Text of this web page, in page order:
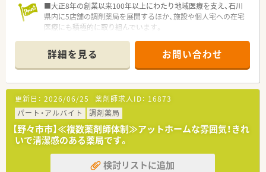
■大正8年の創業以来100年以上にわたり地域医療を支え、石川
県内に5店舗の調剤薬局を展開するほか、施設や個人宅への在宅
医療にも積極的に取り組んでいます。
で、薬剤師が患者様との対話に専念できる体制づくりを大切にし
ています。
■患者様に安心して快適に過ごしていただくための環境づくり
を重視し、店舗のバリアフリー化や、プライバシーに配慮した間
仕切り付きの相談カウンター、キッズスペースなどを完備してい
ます。
詳細を見る お問い合わせ
更新日： 2026/06/25 薬剤師求人ID： 16873
パート・アルバイト
調剤薬局
【野々市市】≪複数薬剤師体制≫アットホームな雰囲気！きれ
いで清潔感のある薬局です。
検討リストに追加